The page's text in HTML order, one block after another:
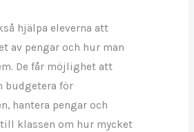
hjälpa eleverna att
av pengar och hur man
De får möjlighet att
budgetera för
hantera pengar och
klassen om hur mycket